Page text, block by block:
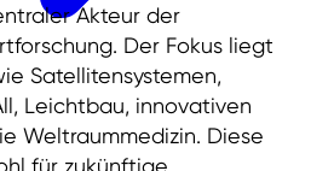
Akteur der
Der Fokus liegt
Satellitensystemen,
Leichtbau, innovativen
Weltraummedizin. Diese
für zukünftige